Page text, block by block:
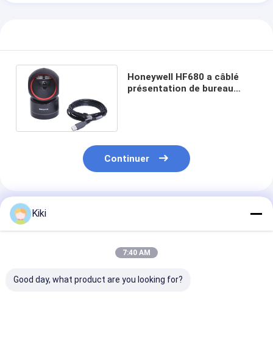
Honeywell HF680 a câblé
présentation de bureau
Continuer
Produits Recommandés
Kiki
7:40 AM
Good day, what product are you looking for?